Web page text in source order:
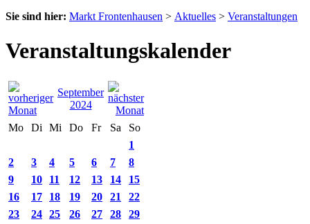
Sie sind hier: Markt Frontenhausen > Aktuelles > Veranstaltungen
Veranstaltungskalender
September
2024
Mo
Di Mi Do Fr Sa
So
1
2
3 4 5 6 7
8
9
10 11 12 13 14
15
16
17 18 19 20 21
22
23
24 25 26 27 28
29